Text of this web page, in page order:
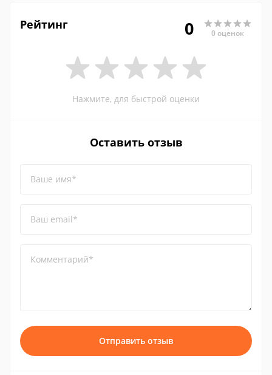
Рейтинг 0 0 оценок
Нажмите, для быстрой оценки
Оставить отзыв
Ваше имя*
Ваш email*
Комментарий*
Отправить отзыв